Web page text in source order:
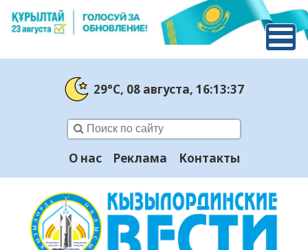
29°C, 08 августа, 16:13:37
О нас Реклама Контакты